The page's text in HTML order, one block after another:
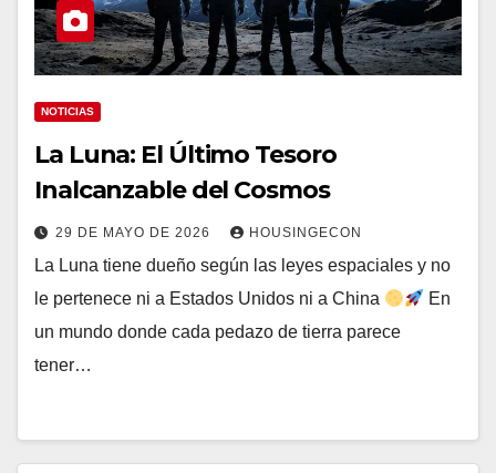
NOTICIAS
La Luna: El Último Tesoro
Inalcanzable del Cosmos
29 DE MAYO DE 2026 HOUSINGECON
La Luna tiene dueño según las leyes espaciales y no
le pertenece ni a Estados Unidos ni a China
En
un mundo donde cada pedazo de tierra parece
tener…